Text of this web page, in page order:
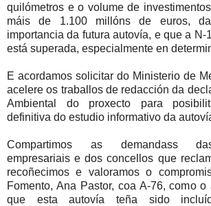
quilómetros e o volume de
máis de 1.100 millóns de euros,
importancia da futura autovía, e que a N-
está superada, especialmente en
E acordamos solicitar do Ministerio de
acelere os traballos de redacción da
Ambiental do proxecto para
definitiva do estudio informativo da
Compartimos as demandass
empresariais e dos concellos que
recoñecimos e valoramos o
Fomento, Ana Pastor, coa A-76, como
que esta autovía teña sido